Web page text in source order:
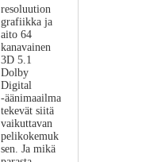
resoluution
grafiikka ja
aito 64
kanavainen
3D 5.1
Dolby
Digital
-äänimaailma
tekevät siitä
vaikuttavan
pelikokemuk
sen. Ja mikä